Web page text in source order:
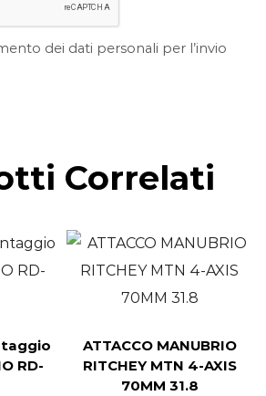
dei dati personali per l’invio
Correlati
RD-
ATTACCO MANUBRIO
RITCHEY MTN 4-AXIS
70MM 31.8